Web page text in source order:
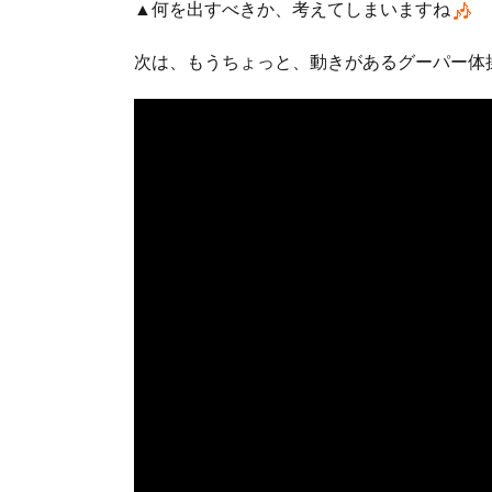
▲何を出すべきか、考えてしまいますね
次は、もうちょっと、動きがあるグーパー体